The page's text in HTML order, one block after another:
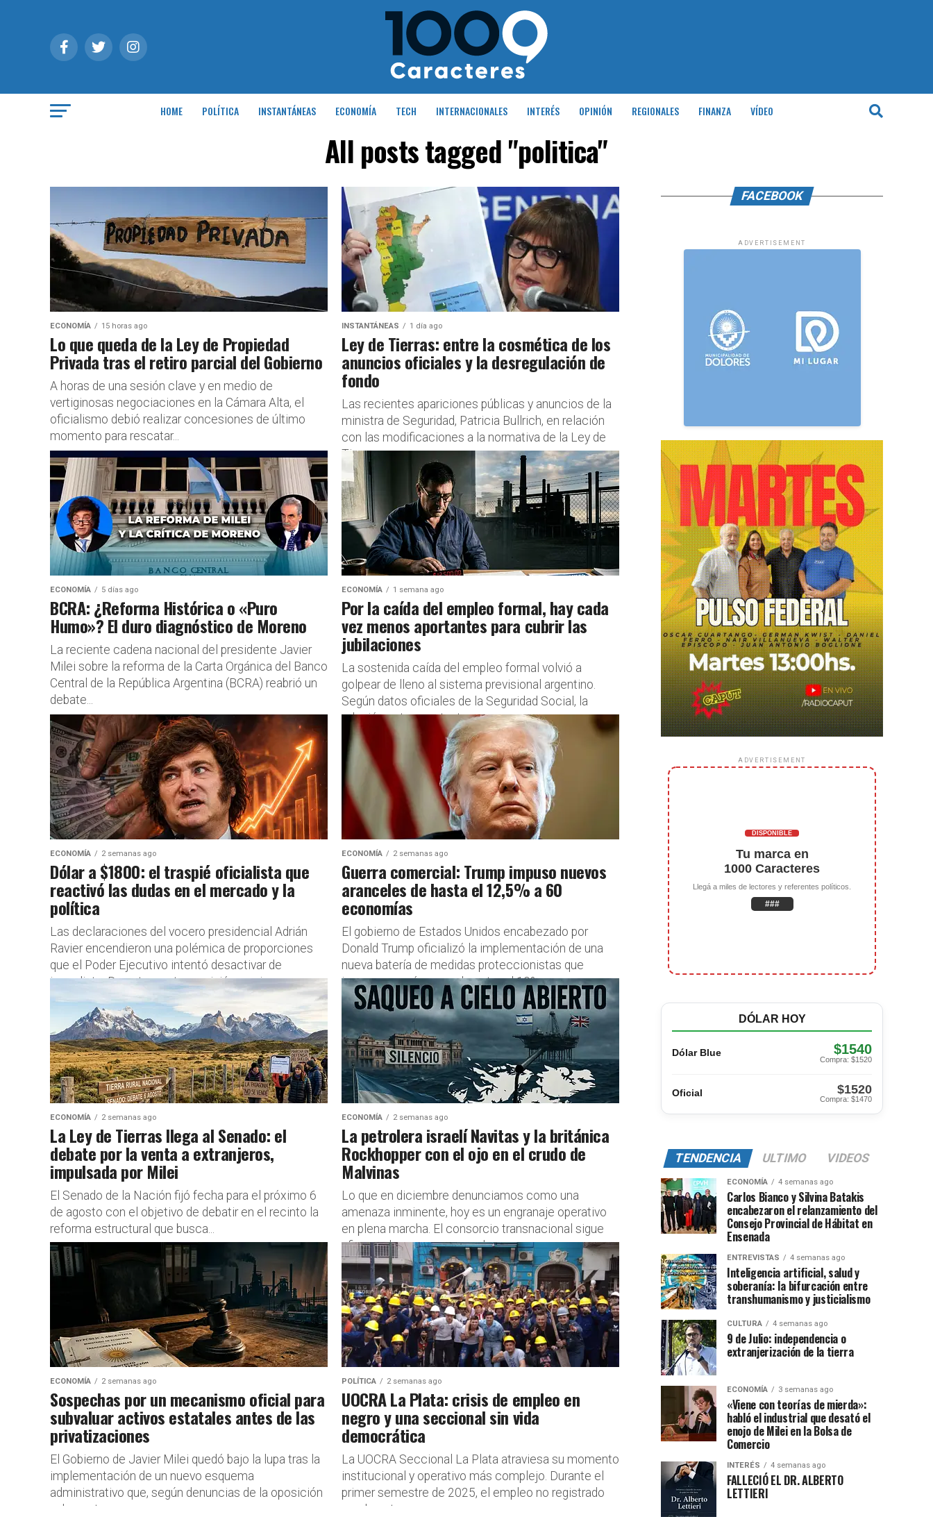
HOME POLÍTICA INSTANTÁNEAS ECONOMÍA TECH INTERNACIONALES INTERÉS OPINIÓN REGIONALES FINANZA VÍDEO
All posts tagged "politica"
ECONOMÍA 15 horas ago
Lo que queda de la Ley de Propiedad
Privada tras el retiro parcial del Gobierno
A horas de una sesión clave y en medio de
vertiginosas negociaciones en la Cámara Alta, el
oficialismo debió realizar concesiones de último
momento para rescatar...
INSTANTÁNEAS 1 día ago
Ley de Tierras: entre la cosmética de los
anuncios oficiales y la desregulación de
fondo
Las recientes apariciones públicas y anuncios de la
ministra de Seguridad, Patricia Bullrich, en relación
con las modificaciones a la normativa de la Ley de
Tierras...
ECONOMÍA 5 días ago
BCRA: ¿Reforma Histórica o «Puro
Humo»? El duro diagnóstico de Moreno
La reciente cadena nacional del presidente Javier
Milei sobre la reforma de la Carta Orgánica del Banco
Central de la República Argentina (BCRA) reabrió un
debate...
ECONOMÍA 1 semana ago
Por la caída del empleo formal, hay cada
vez menos aportantes para cubrir las
jubilaciones
La sostenida caída del empleo formal volvió a
golpear de lleno al sistema previsional argentino.
Según datos oficiales de la Seguridad Social, la
relación entre aportantes...
ECONOMÍA 2 semanas ago
Dólar a $1800: el traspié oficialista que
reactivó las dudas en el mercado y la
política
Las declaraciones del vocero presidencial Adrián
Ravier encendieron una polémica de proporciones
que el Poder Ejecutivo intentó desactivar de
inmediato. Durante una transmisión en vivo por...
ECONOMÍA 2 semanas ago
Guerra comercial: Trump impuso nuevos
aranceles de hasta el 12,5% a 60
economías
El gobierno de Estados Unidos encabezado por
Donald Trump oficializó la implementación de una
nueva batería de medidas proteccionistas que
imponen gravámenes de entre el 10%...
ECONOMÍA 2 semanas ago
La Ley de Tierras llega al Senado: el
debate por la venta a extranjeros,
impulsada por Milei
El Senado de la Nación fijó fecha para el próximo 6
de agosto con el objetivo de debatir en el recinto la
reforma estructural que busca...
ECONOMÍA 2 semanas ago
La petrolera israelí Navitas y la británica
Rockhopper con el ojo en el crudo de
Malvinas
Lo que en diciembre denunciamos como una
amenaza inminente, hoy es un engranaje operativo
en plena marcha. El consorcio transnacional sigue
afianzando sus pasos para la...
ECONOMÍA 2 semanas ago
Sospechas por un mecanismo oficial para
subvaluar activos estatales antes de las
privatizaciones
El Gobierno de Javier Milei quedó bajo la lupa tras la
implementación de un nuevo esquema
administrativo que, según denuncias de la oposición
y de sectores...
POLÍTICA 2 semanas ago
UOCRA La Plata: crisis de empleo en
negro y una seccional sin vida
democrática
La UOCRA Seccional La Plata atraviesa su momento
institucional y operativo más complejo. Durante el
primer semestre de 2025, el empleo no registrado
en el sector...
FACEBOOK
ADVERTISEMENT
ADVERTISEMENT
DISPONIBLE
Tu marca en
1000 Caracteres
Llegá a miles de lectores y referentes políticos.
###
DÓLAR HOY
Dólar Blue $1540
Compra: $1520
Oficial $1520
Compra: $1470
TENDENCIA ULTIMO VIDEOS
ECONOMÍA 4 semanas ago
Carlos Bianco y Silvina Batakis
encabezaron el relanzamiento del
Consejo Provincial de Hábitat en
Ensenada
ENTREVISTAS 4 semanas ago
Inteligencia artificial, salud y
soberanía: la bifurcación entre
transhumanismo y justicialismo
CULTURA 4 semanas ago
9 de Julio: independencia o
extranjerización de la tierra
ECONOMÍA 3 semanas ago
«Viene con teorías de mierda»:
habló el industrial que desató el
enojo de Milei en la Bolsa de
Comercio
INTERÉS 4 semanas ago
FALLECIÓ EL DR. ALBERTO
LETTIERI